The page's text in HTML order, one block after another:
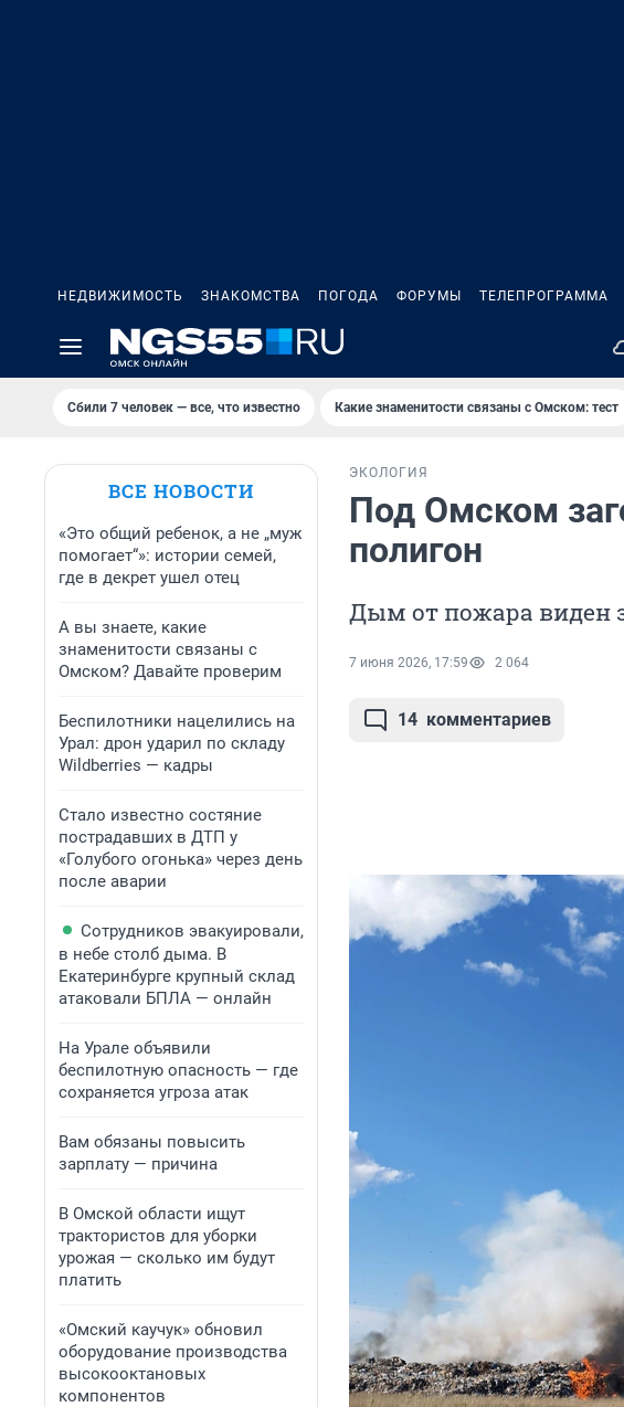
НЕДВИЖИМОСТЬ ЗНАКОМСТВА ПОГОДА ФОРУМЫ ТЕЛЕПРОГРАММА
Сбили 7 человек — все, что известно Какие знаменитости связаны с Омском: тест
ВСЕ НОВОСТИ
«Это общий ребенок, а не „муж
помогает“»: истории семей,
где в декрет ушел отец
А вы знаете, какие
знаменитости связаны с
Омском? Давайте проверим
Беспилотники нацелились на
Урал: дрон ударил по складу
Wildberries — кадры
Стало известно состяние
пострадавших в ДТП у
«Голубого огонька» через день
после аварии
Сотрудников эвакуировали,
в небе столб дыма. В
Екатеринбурге крупный склад
атаковали БПЛА — онлайн
На Урале объявили
беспилотную опасность — где
сохраняется угроза атак
Вам обязаны повысить
зарплату — причина
В Омской области ищут
трактористов для уборки
урожая — сколько им будут
платить
«Омский каучук» обновил
оборудование производства
высокооктановых
компонентов
ЭКОЛОГИЯ
Под Омском
полигон
Дым от пожара виден
7 июня 2026, 17:59 2 064
14 комментариев